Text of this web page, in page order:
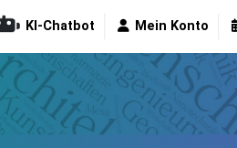
KI-Chatbot Mein Konto